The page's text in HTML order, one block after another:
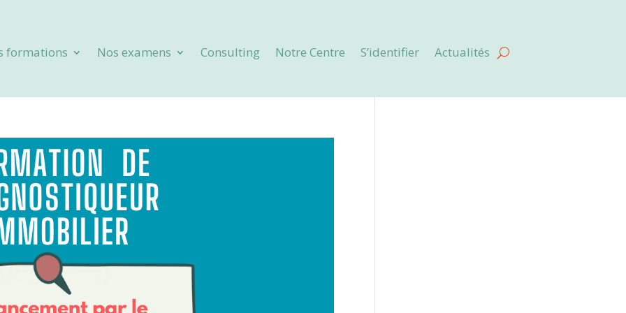
formations Nos examens Consulting Notre Centre S’identifier Actualités